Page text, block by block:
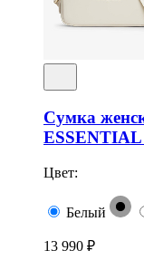
Сумка
Цвет:
Белый
13 990 ₽